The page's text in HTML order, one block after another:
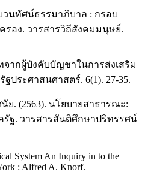
นทัศน์ธรรมาภิบาล : กรอบ
รอง. วารสารวิถีสังคมมนุษย์.
จากผู้บังคับบัญชาในการส่งเสริม
ประศาสนศาสตร์. 6(1). 27-35.
ย. (2563). นโยบายสาธารณะ:
รัฐ. วารสารสันติศึกษาปริทรรศน์
System An Inquiry in to the
: Alfred A. Knorf.